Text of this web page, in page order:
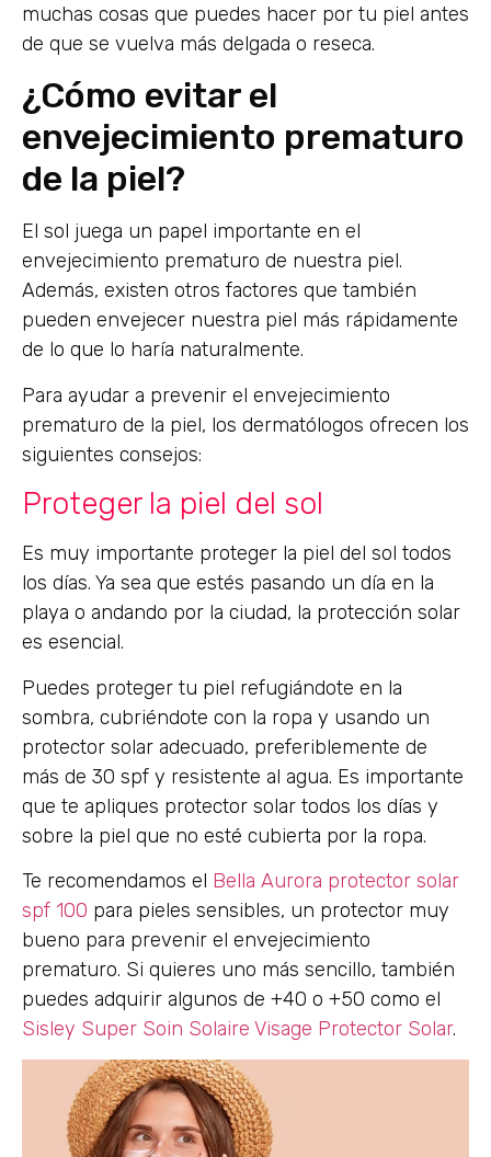
muchas cosas que puedes hacer por tu piel antes
de que se vuelva más delgada o reseca.
¿Cómo evitar el
envejecimiento prematuro
de la piel?
El sol juega un papel importante en el
envejecimiento prematuro de nuestra piel.
Además, existen otros factores que también
pueden envejecer nuestra piel más rápidamente
de lo que lo haría naturalmente.
Para ayudar a prevenir el envejecimiento
prematuro de la piel, los dermatólogos ofrecen los
siguientes consejos:
Proteger la piel del sol
Es muy importante proteger la piel del sol todos
los días. Ya sea que estés pasando un día en la
playa o andando por la ciudad, la protección solar
es esencial.
Puedes proteger tu piel refugiándote en la
sombra, cubriéndote con la ropa y usando un
protector solar adecuado, preferiblemente de
más de 30 spf y resistente al agua. Es importante
que te apliques protector solar todos los días y
sobre la piel que no esté cubierta por la ropa.
Te recomendamos el Bella Aurora protector solar
spf 100 para pieles sensibles, un protector muy
bueno para prevenir el envejecimiento
prematuro. Si quieres uno más sencillo, también
puedes adquirir algunos de +40 o +50 como el
Sisley Super Soin Solaire Visage Protector Solar.